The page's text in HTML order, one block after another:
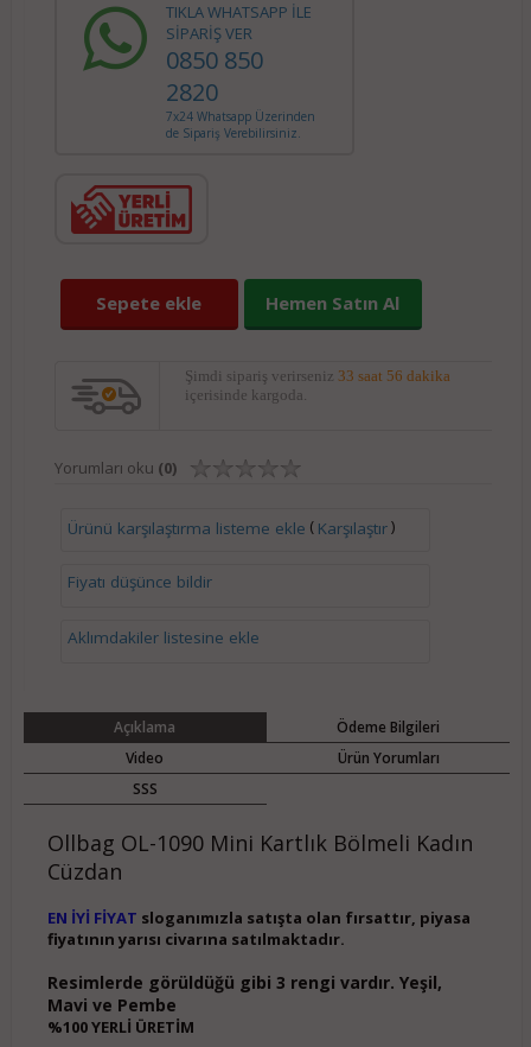
TIKLA WHATSAPP İLE
SİPARİŞ VER
0850 850
2820
7x24 Whatsapp Üzerinden
de Sipariş Verebilirsiniz.
Sepete ekle Hemen Satın Al
Şimdi sipariş verirseniz 33 saat 56 dakika
içerisinde kargoda.
Yorumları oku (0)
Ürünü karşılaştırma listeme ekle ( Karşılaştır)
Fiyatı düşünce bildir
Aklımdakiler listesine ekle
Açıklama
Ödeme Bilgileri
Video
Ürün Yorumları
SSS
Ollbag OL-1090 Mini Kartlık Bölmeli Kadın
Cüzdan
EN İYİ FİYAT sloganımızla satışta olan fırsattır, piyasa
fiyatının yarısı civarına satılmaktadır.
Resimlerde görüldüğü gibi 3 rengi vardır. Yeşil,
Mavi ve Pembe
%100 YERLİ ÜRETİM